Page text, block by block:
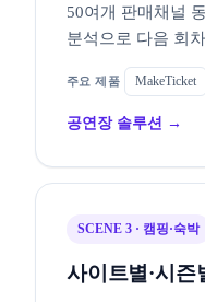
50여개 판매채널
분석으로 다음 회
MakeTicket
공연장 솔루션 →
SCENE 3 · 캠핑·숙박
사이트별·시즌